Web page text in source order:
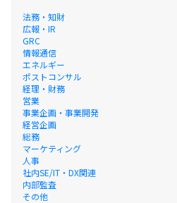
法務・知財
広報・IR
GRC
情報通信
エネルギー
ポストコンサル
経理・財務
営業
事業企画・事業開発
経営企画
総務
マーケティング
人事
社内SE/IT・DX関連
内部監査
その他